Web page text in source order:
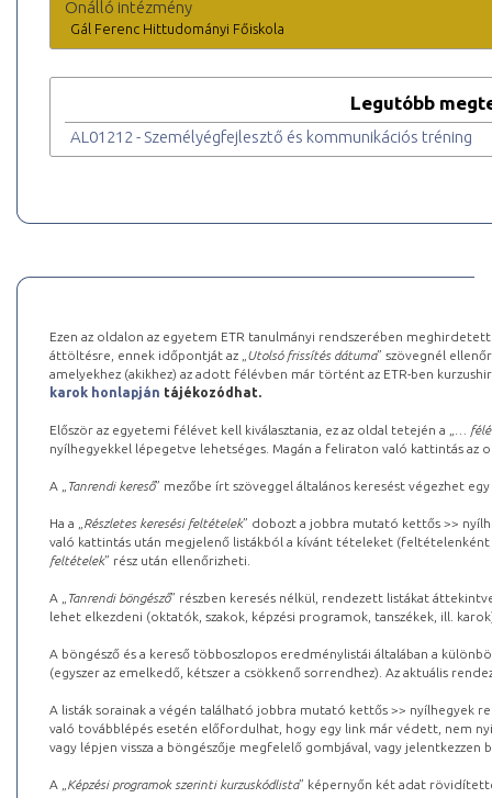
Önálló intézmény
Gál Ferenc Hittudományi Főiskola
Legutóbb
AL01212 - Személyégfejlesztő és kommunikációs tréning
Ezen az oldalon az egyetem ETR tanulmányi rendszerében
áttöltésre, ennek időpontját az „ Utolsó frissítés dátuma” szövegnél
amelyekhez (akikhez) az adott félévben már történt az ETR-ben
karok honlapján tájékozódhat.
Először az egyetemi félévet kell kiválasztania, ez az oldal tetején a „
…
nyílhegyekkel lépegetve lehetséges. Magán a feliraton való kattintás az
A „ Tanrendi kereső” mezőbe írt szöveggel általános keresést végezhet
Ha a „ Részletes keresési feltételek” dobozt a jobbra mutató kettős >>
való kattintás után megjelenő listákból a kívánt tételeket (feltételenként
feltételek” rész után ellenőrizheti.
A „ Tanrendi böngésző” részben keresés nélkül, rendezett listákat
lehet elkezdeni (oktatók, szakok, képzési programok, tanszékek, ill.
A böngésző és a kereső többoszlopos eredménylistái általában a
(egyszer az emelkedő, kétszer a csökkenő sorrendhez). Az aktuális
A listák sorainak a végén található jobbra mutató kettős >> nyílhegyek
való továbblépés esetén előfordulhat, hogy egy link már védett, nem
vagy lépjen vissza a böngészője megfelelő gombjával, vagy
A „ Képzési programok szerinti kurzuskódlista” képernyőn két adat